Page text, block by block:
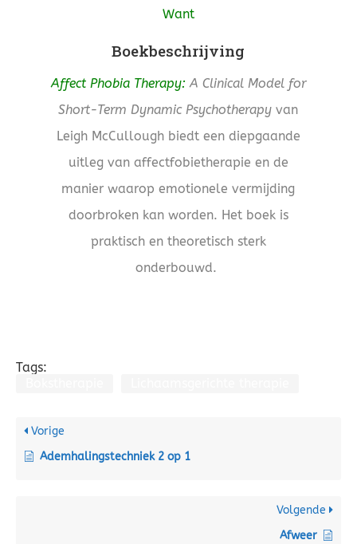
Want
Boekbeschrijving
Affect Phobia Therapy: A Clinical Model for
Short-Term Dynamic Psychotherapy van
Leigh McCullough biedt een diepgaande
uitleg van affectfobietherapie en de
manier waarop emotionele vermijding
doorbroken kan worden. Het boek is
praktisch en theoretisch sterk
onderbouwd.
Tags:
Vorige
Ademhalingstechniek 2 op 1
Volgende
Afweer